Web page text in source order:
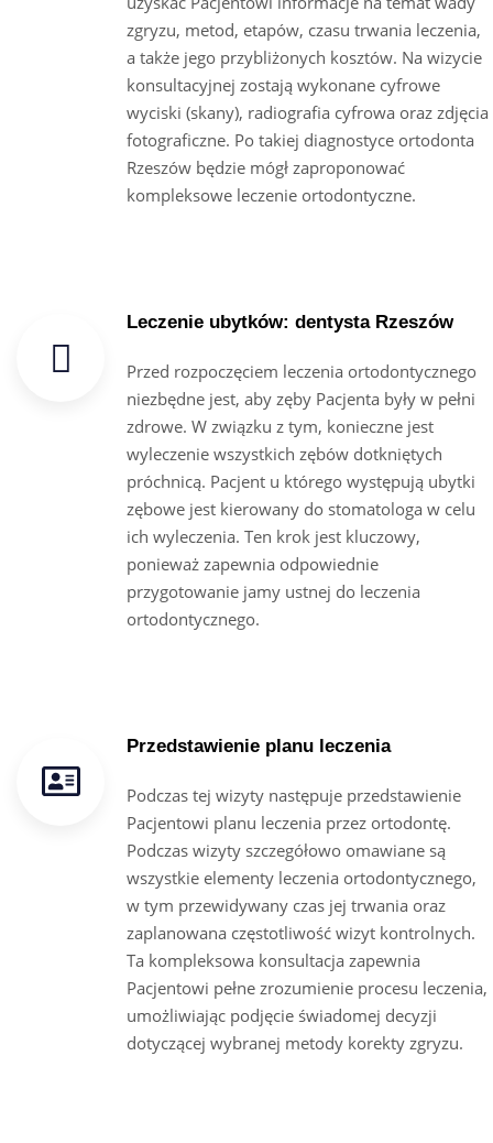
zgryzu, metod, etapów, czasu trwania leczenia,
a także jego przybliżonych kosztów. Na wizycie
konsultacyjnej zostają wykonane cyfrowe
wyciski (skany), radiografia cyfrowa oraz zdjęcia
fotograficzne. Po takiej diagnostyce ortodonta
Rzeszów będzie mógł zaproponować
kompleksowe leczenie ortodontyczne.
Leczenie ubytków: dentysta Rzeszów
Przed rozpoczęciem leczenia ortodontycznego
niezbędne jest, aby zęby Pacjenta były w pełni
zdrowe. W związku z tym, konieczne jest
wyleczenie wszystkich zębów dotkniętych
próchnicą. Pacjent u którego występują ubytki
zębowe jest kierowany do stomatologa w celu
ich wyleczenia. Ten krok jest kluczowy,
ponieważ zapewnia odpowiednie
przygotowanie jamy ustnej do leczenia
ortodontycznego.
Przedstawienie planu leczenia
Podczas tej wizyty następuje przedstawienie
Pacjentowi planu leczenia przez ortodontę.
Podczas wizyty szczegółowo omawiane są
wszystkie elementy leczenia ortodontycznego,
w tym przewidywany czas jej trwania oraz
zaplanowana częstotliwość wizyt kontrolnych.
Ta kompleksowa konsultacja zapewnia
Pacjentowi pełne zrozumienie procesu leczenia,
umożliwiając podjęcie świadomej decyzji
dotyczącej wybranej metody korekty zgryzu.